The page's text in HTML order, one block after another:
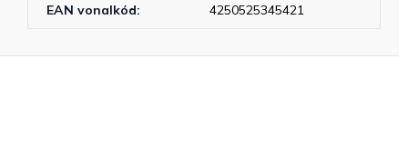
EAN vonalkód: 4250525345421